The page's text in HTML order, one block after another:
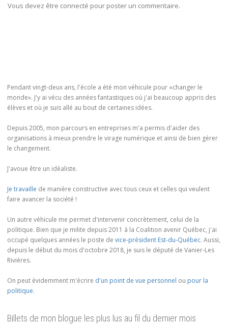
Vous devez être connecté pour poster un commentaire.
Pendant vingt-deux ans, l'école a été mon véhicule pour «changer le
monde». J'y ai vécu des années fantastiques où j'ai beaucoup appris des
élèves et où je suis allé au bout de certaines idées.
Depuis 2005, mon parcours en entreprises m'a permis d'aider des
organisations à mieux prendre le virage numérique et ainsi de bien gérer
le changement.
J'avoue être un idéaliste.
Je travaille de manière constructive avec tous ceux et celles qui veulent
faire avancer la société !
Un autre véhicule me permet d'intervenir concrètement, celui de la
politique. Bien que je milite depuis 2011 à la Coalition avenir Québec, j'ai
occupé quelques années le poste de vice-président Est-du-Québec. Aussi,
depuis le début du mois d'octobre 2018, je suis le député de Vanier-Les
Rivières.
On peut évidemment m'écrire d'un point de vue personnel ou pour la
politique.
Billets de mon blogue les plus lus au fil du dernier mois